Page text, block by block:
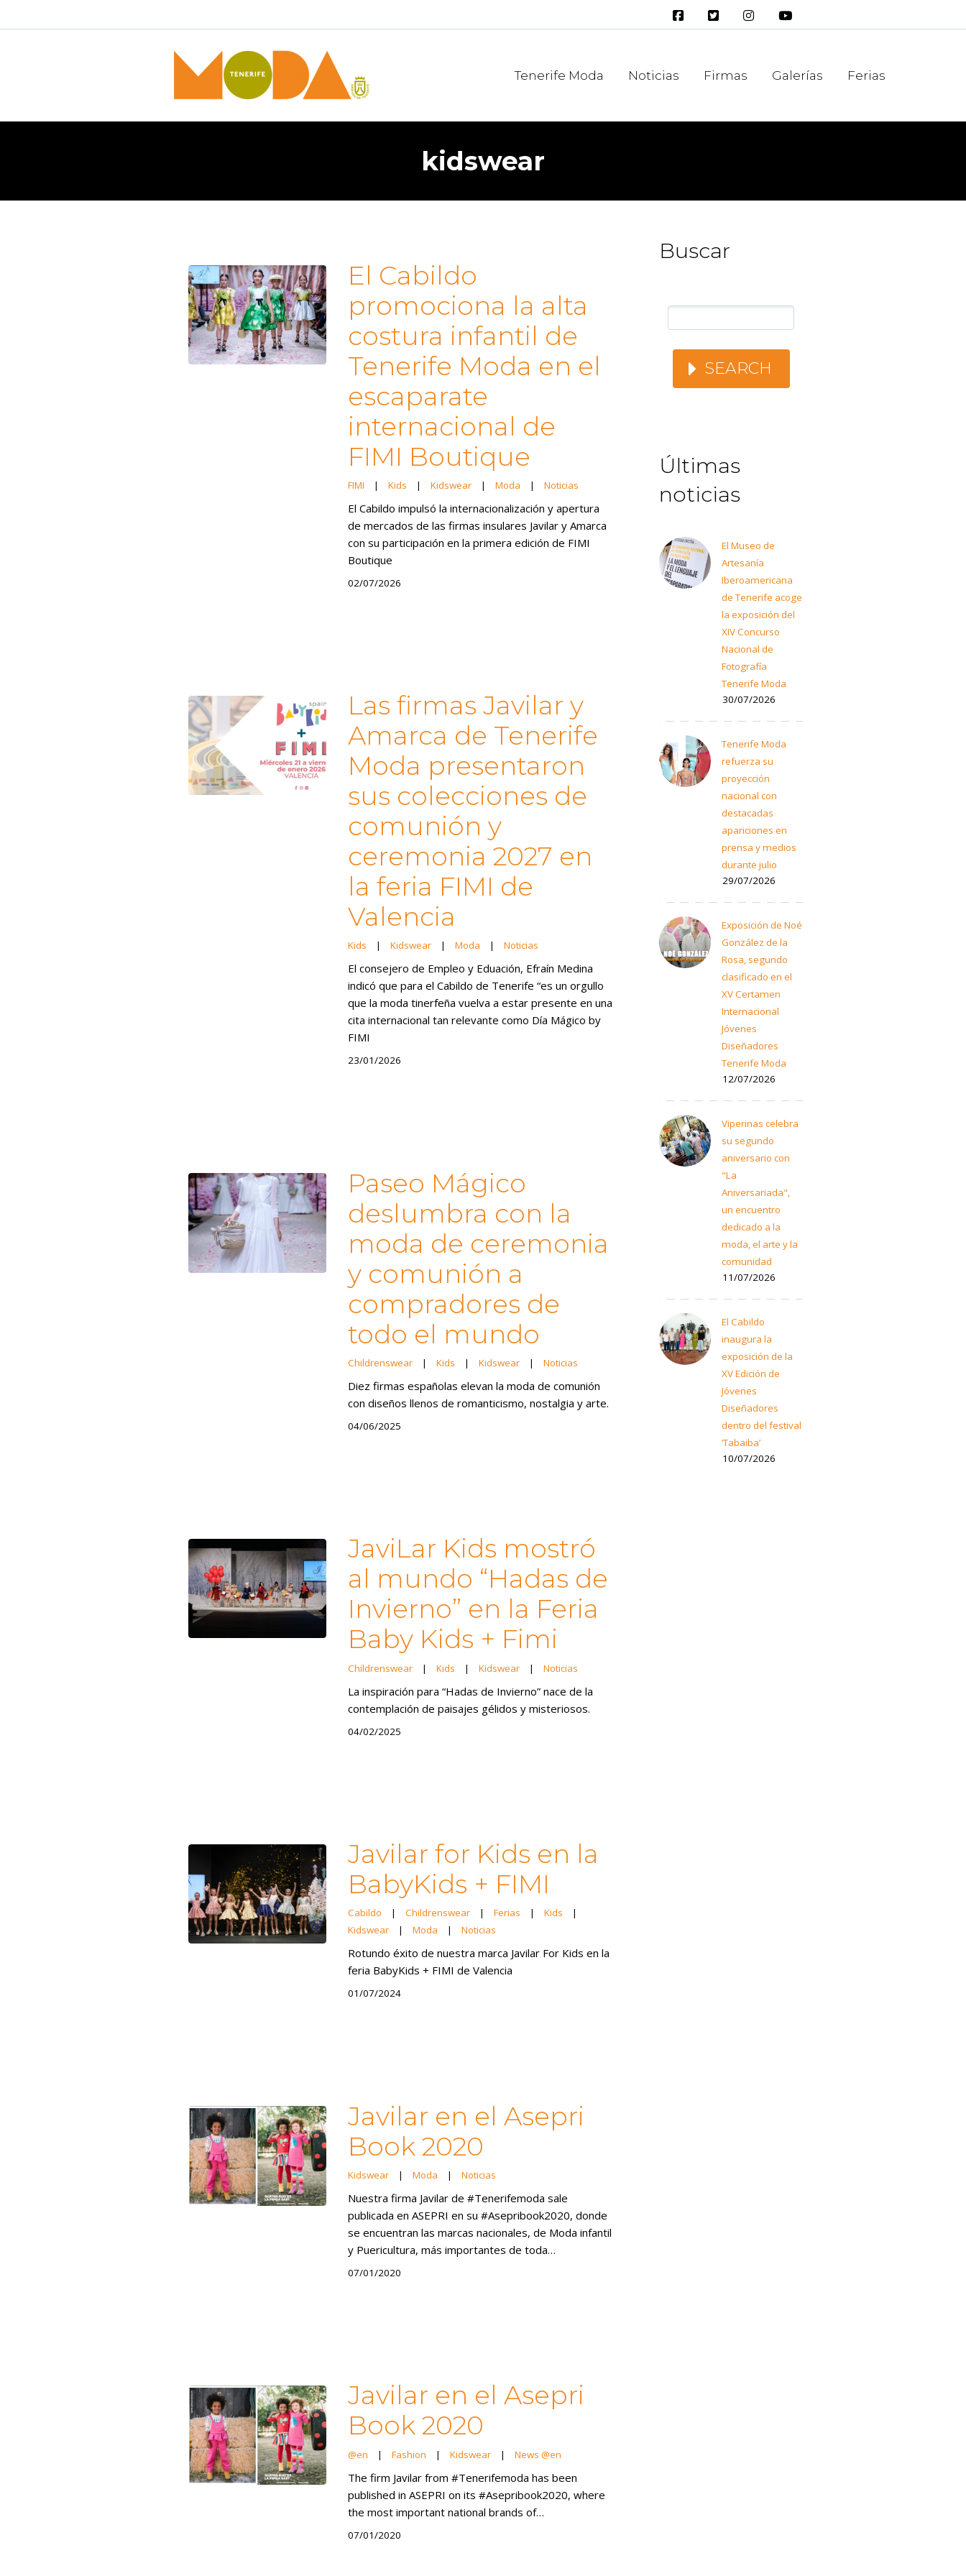
Tenerife Moda Noticias Firmas Galerías Ferias
kidswear
El Cabildo
promociona la alta
costura infantil de
Tenerife Moda en el
escaparate
internacional de
FIMI Boutique
FIMI | Kids | Kidswear | Moda | Noticias
El Cabildo impulsó la internacionalización y apertura
de mercados de las firmas insulares Javilar y Amarca
con su participación en la primera edición de FIMI
Boutique
02/07/2026
Las firmas Javilar y
Amarca de Tenerife
Moda presentaron
sus colecciones de
comunión y
ceremonia 2027 en
la feria FIMI de
Valencia
Kids | Kidswear | Moda | Noticias
El consejero de Empleo y Eduación, Efraín Medina
indicó que para el Cabildo de Tenerife “es un orgullo
que la moda tinerfeña vuelva a estar presente en una
cita internacional tan relevante como Día Mágico by
FIMI
23/01/2026
Paseo Mágico
deslumbra con la
moda de ceremonia
y comunión a
compradores de
todo el mundo
Childrenswear | Kids | Kidswear | Noticias
Diez firmas españolas elevan la moda de comunión
con diseños llenos de romanticismo, nostalgia y arte.
04/06/2025
JaviLar Kids mostró
al mundo “Hadas de
Invierno” en la Feria
Baby Kids + Fimi
Childrenswear | Kids | Kidswear | Noticias
La inspiración para “Hadas de Invierno” nace de la
contemplación de paisajes gélidos y misteriosos.
04/02/2025
Javilar for Kids en la
BabyKids + FIMI
Cabildo | Childrenswear | Ferias | Kids
|
Kidswear
| Moda | Noticias
Rotundo éxito de nuestra marca Javilar For Kids en la
feria BabyKids + FIMI de Valencia
01/07/2024
Javilar en el Asepri
Book 2020
Kidswear | Moda | Noticias
Nuestra firma Javilar de #Tenerifemoda sale
publicada en ASEPRI en su #Asepribook2020, donde
se encuentran las marcas nacionales, de Moda infantil
y Puericultura, más importantes de toda…
07/01/2020
Javilar en el Asepri
Book 2020
@en | Fashion | Kidswear | News @en
The firm Javilar from #Tenerifemoda has been
published in ASEPRI on its #Asepribook2020, where
the most important national brands of…
07/01/2020
Buscar
SEARCH
Últimas
noticias
El Museo de
Artesanía
Iberoamericana
de Tenerife acoge
la exposición del
XIV Concurso
Nacional de
Fotografía
Tenerife Moda
30/07/2026
Tenerife Moda
refuerza su
proyección
nacional con
destacadas
apariciones en
prensa y medios
durante julio
29/07/2026
Exposición de Noé
González de la
Rosa, segundo
clasificado en el
XV Certamen
Internacional
Jóvenes
Diseñadores
Tenerife Moda
12/07/2026
Viperinas celebra
su segundo
aniversario con
"La
Aniversariada",
un encuentro
dedicado a la
moda, el arte y la
comunidad
11/07/2026
El Cabildo
inaugura la
exposición de la
XV Edición de
Jóvenes
Diseñadores
dentro del festival
‘Tabaiba’
10/07/2026